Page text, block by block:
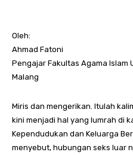
Oleh:
Ahmad Fatoni
Pengajar Fakultas Agama Islam
Malang
Miris dan mengerikan. Itulah
kini menjadi hal yang lumrah di
Kependudukan dan Keluarga
menyebut, hubungan seks luar